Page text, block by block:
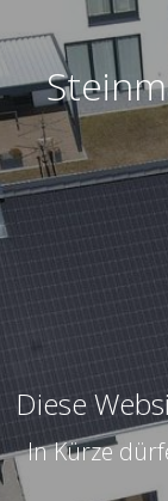
Diese
In Kürze